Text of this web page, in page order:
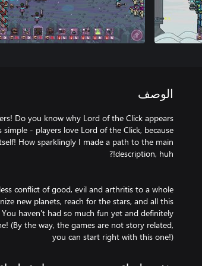
الوصف
Do you know why Lord of the Click appears
- players love Lord of the Click, because
How sparklingly I made a path to the main
conflict of good, evil and arthritis to a whole
new planets, reach for the stars, and all this
haven't had so much fun yet and definitely
(By the way, the games are not story related,
you can start right with this one!)